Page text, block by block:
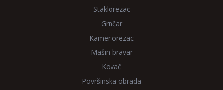
Staklorezac
Grnčar
Kamenorezac
Mašin-bravar
Kovač
Površinska obrada